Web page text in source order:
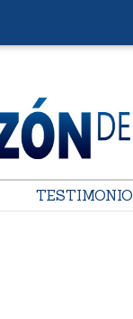
TESTIMONIO